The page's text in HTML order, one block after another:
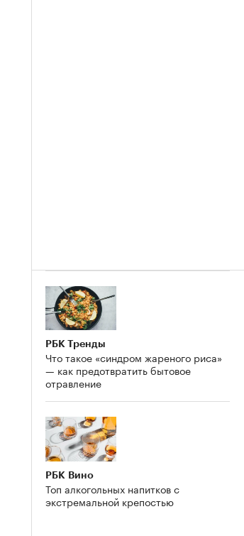
РБК Тренды
Что такое «синдром жареного риса»
— как предотвратить бытовое
отравление
РБК Вино
Топ алкогольных напитков с
экстремальной крепостью